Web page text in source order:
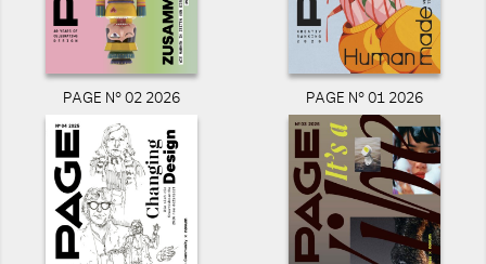
PAGE N° 02 2026 PAGE N° 01 2026